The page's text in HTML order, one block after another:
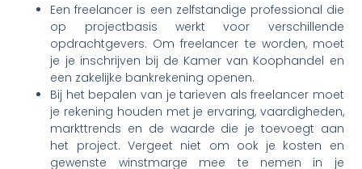
Een freelancer is een zelfstandige professional die
op projectbasis werkt voor verschillende
opdrachtgevers. Om freelancer te worden, moet
je je inschrijven bij de Kamer van Koophandel en
een zakelijke bankrekening openen.
Bij het bepalen van je tarieven als freelancer moet
je rekening houden met je ervaring, vaardigheden,
markttrends en de waarde die je toevoegt aan
het project. Vergeet niet om ook je kosten en
gewenste winstmarge mee te nemen in je